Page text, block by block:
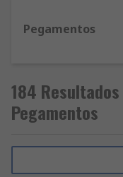
Pegamentos
184
Pegamentos